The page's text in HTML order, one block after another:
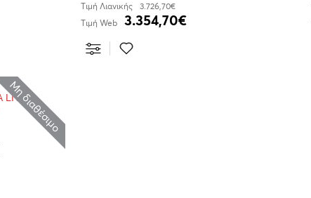
Τιμή Λιανικής
3.726,70€
Τιμή Web
3.354,70€
Μη διαθέσιμο